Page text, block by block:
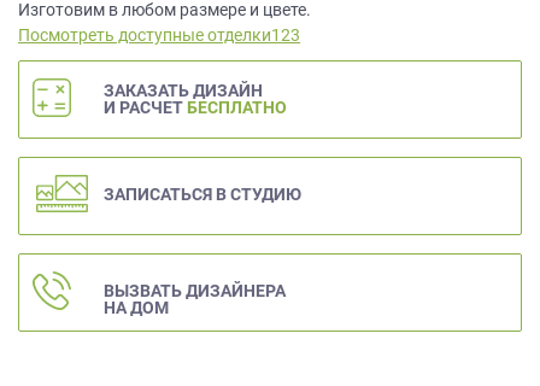
Изготовим в любом размере и цвете.
Посмотреть доступные отделки123
ЗАКАЗАТЬ ДИЗАЙН
И РАСЧЕТ БЕСПЛАТНО
ЗАПИСАТЬСЯ В СТУДИЮ
ВЫЗВАТЬ ДИЗАЙНЕРА
НА ДОМ
данных.